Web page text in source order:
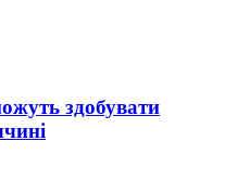
здобувати